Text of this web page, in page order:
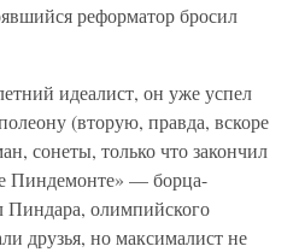
реформатор бросил
идеалист, он уже успел
(вторую, правда, вскоре
сонеты, только что закончил
Пиндемонте» — борца-
Пиндара, олимпийского
друзья, но максималист не